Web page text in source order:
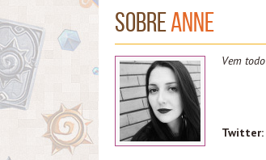
SobreAnne
Vem
Twitter: